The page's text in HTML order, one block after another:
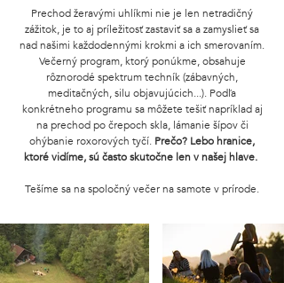
Prechod žeravými uhlíkmi nie je len netradičný
zážitok, je to aj príležitosť zastaviť sa a zamyslieť sa
nad našimi každodennými krokmi a ich smerovaním.
Večerný program, ktorý ponúkme, obsahuje
rôznorodé spektrum techník (zábavných,
meditačných, silu objavujúcich...). Podľa
konkrétneho programu sa môžete tešiť napríklad aj
na prechod po črepoch skla, lámanie šípov či
ohýbanie roxorových tyčí. Prečo? Lebo hranice,
ktoré vidíme, sú často skutočne len v našej hlave.
Tešíme sa na spoločný večer na samote v prírode.